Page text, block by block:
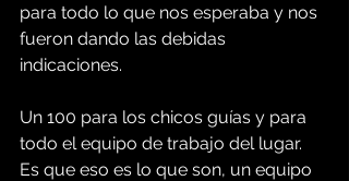
para todo lo que nos esperaba y nos
fueron dando las debidas
indicaciones.
Un 100 para los chicos guías y para
todo el equipo de trabajo del lugar.
Es que eso es lo que son, un equipo